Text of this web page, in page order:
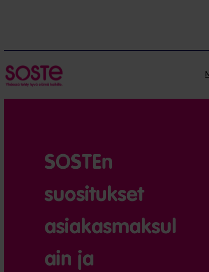
SOSTEn
suositukset
asiakasmaksul
ain ja